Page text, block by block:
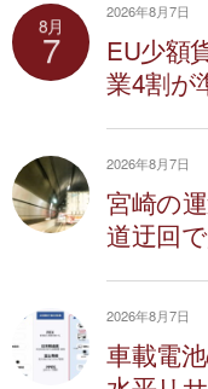
8月
7
2026年8月7日
EU少額
業4割が
2026年8月7日
宮崎の
道迂回
2026年8月7日
車載電